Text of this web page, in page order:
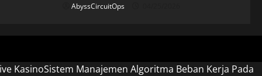
AbyssCircuitOps
KasinoSistem Manajemen Algoritma Beban Kerja Pada